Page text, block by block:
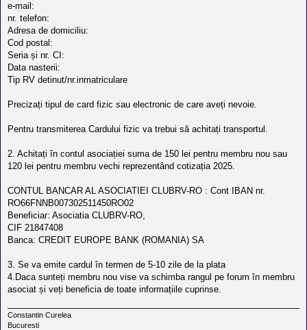
o
t
e
d
n
R
o
n
a
e-mail:
nr. telefon:
Adresa de domiciliu:
Cod postal:
Seria și nr. CI:
Data nasterii:
Tip RV detinut/nr.inmatriculare
Precizați tipul de card fizic sau electronic de care aveți nevoie.
Pentru transmiterea Cardului fizic va trebui să achitați transportul.
2. Achitați în contul asociației suma de 150 lei pentru membru nou sau
120 lei pentru membru vechi reprezentând cotizația 2025.
CONTUL BANCAR AL ASOCIATIEI CLUBRV-RO : Cont IBAN nr.
RO66FNNB007302511450RO02
Beneficiar: Asociatia CLUBRV-RO,
CIF 21847408
Banca: CREDIT EUROPE BANK (ROMANIA) SA
3. Se va emite cardul în termen de 5-10 zile de la plata
4.Daca sunteți membru nou vise va schimba rangul pe forum în membru
asociat și veți beneficia de toate informațiile cuprinse.
Constantin Curelea
Bucuresti